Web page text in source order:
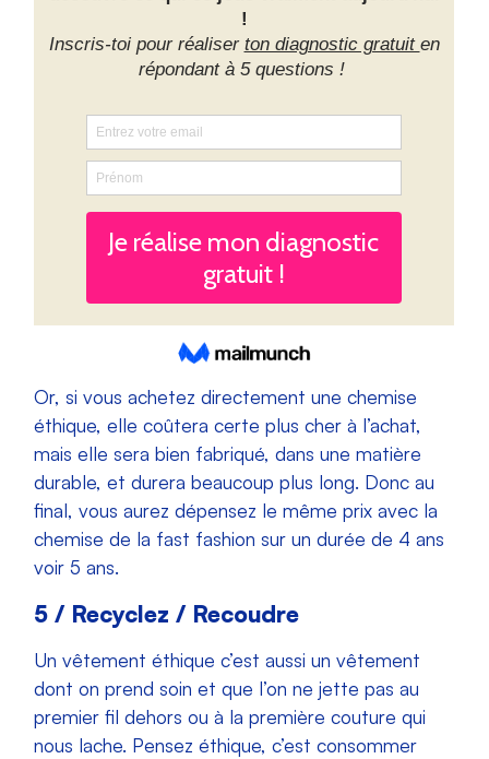
Or, si vous achetez directement une chemise
éthique, elle coûtera certe plus cher à l’achat,
mais elle sera bien fabriqué, dans une matière
durable, et durera beaucoup plus long. Donc au
final, vous aurez dépensez le même prix avec la
chemise de la fast fashion sur un durée de 4 ans
voir 5 ans.
5 / Recyclez / Recoudre
Un vêtement éthique c’est aussi un vêtement
dont on prend soin et que l’on ne jette pas au
premier fil dehors ou à la première couture qui
nous lache. Pensez éthique, c’est consommer